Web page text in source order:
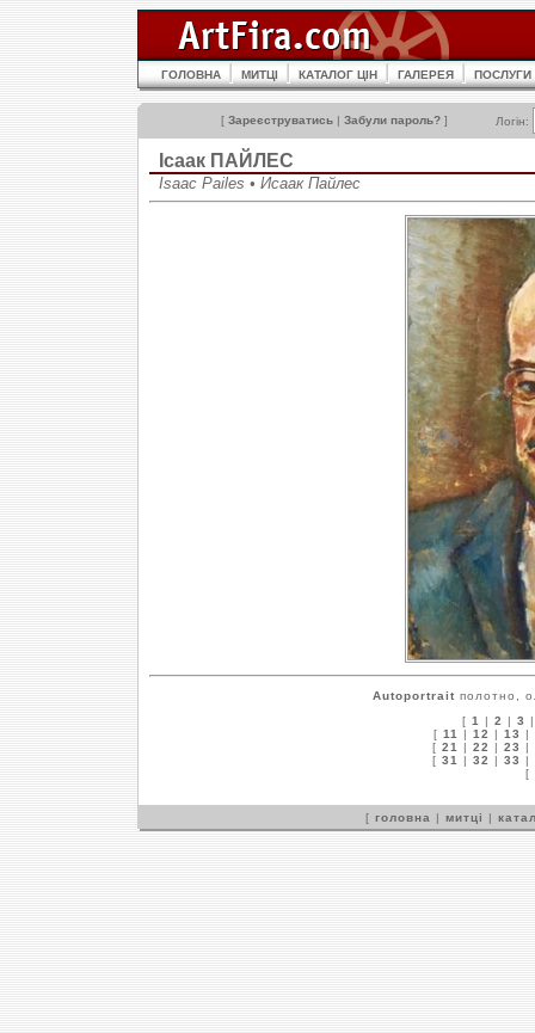
ГОЛОВНА МИТЦІ КАТАЛОГ ЦІН ГАЛЕРЕЯ ПОСЛУГИ
[ Зареєструватись | Забули пароль? ] Логін:
Ісаак ПAЙЛЕС
Isaac Pailes • Исаак Пайлес
Autoportrait полотно,
[ 1 | 2 | 3
[ 11 | 12 | 13 |
[ 21 | 22 | 23
|
[ 31 | 32 | 33
|
[
[ головна | митці |